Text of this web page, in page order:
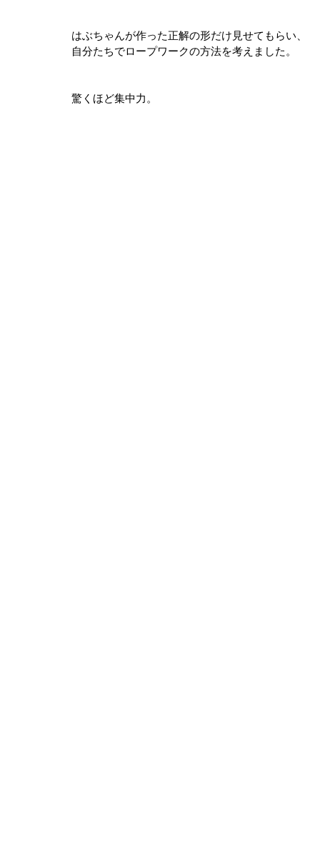
はぶちゃんが作った正解の形だけ見せてもらい、
自分たちでロープワークの方法を考えました。
驚くほど集中力。